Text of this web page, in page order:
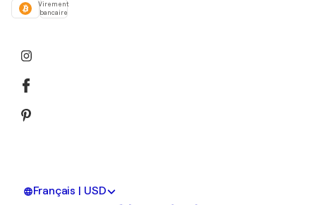
Virement
bancaire
Français | USD